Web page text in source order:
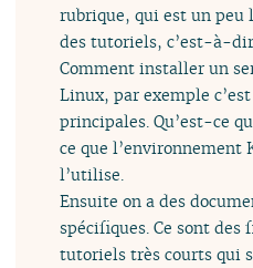
rubrique, qui est un
des tutoriels, c’est-à-
Comment installer un
Linux, par exemple
principales. Qu’est-ce
ce que l’environnement
l’utilise.
Ensuite on a des
spécifiques. Ce sont des
tutoriels très courts qui